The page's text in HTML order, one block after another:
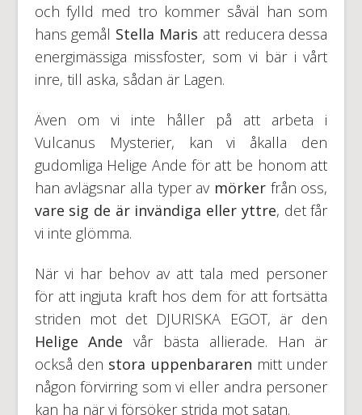
och fylld med tro kommer såväl han som
hans gemål Stella Maris att reducera dessa
energimässiga missfoster, som vi bär i vårt
inre, till aska, sådan är Lagen.
Även om vi inte håller på att arbeta i
Vulcanus Mysterier, kan vi åkalla den
gudomliga Helige Ande för att be honom att
han avlägsnar alla typer av mörker från oss,
vare sig de är invändiga eller yttre, det får
vi inte glömma.
När vi har behov av att tala med personer
för att ingjuta kraft hos dem för att fortsätta
striden mot det DJURISKA EGOT, är den
Helige Ande vår bästa allierade. Han är
också den stora uppenbararen mitt under
någon förvirring som vi eller andra personer
kan ha när vi försöker strida mot satan.